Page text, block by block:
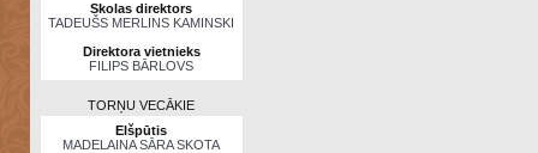
Skolas direktors
TADEUŠS MERLINS KAMINSKI
Direktora vietnieks
FILIPS BĀRLOVS
TORŅU VECĀKIE
Elšpūtis
MADELAINA SĀRA SKOTA